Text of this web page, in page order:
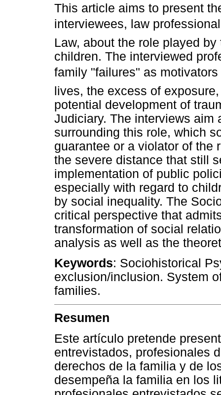
This article aims to present
interviewees, law
Law, about the role played
children. The interviewed
family "failures" as
lives, the excess of
potential development of
Judiciary. The interviews aim
surrounding this role, which
guarantee or a violator of the
the severe distance that still
implementation of public
especially with regard to
by social inequality. The
critical perspective that
transformation of social
analysis as well as the
Keywords: Sociohistorical
exclusion/inclusion. System
families.
Resumen
Este artículo pretende
entrevistados, profesionales
derechos de la familia y de
desempeña la familia en los